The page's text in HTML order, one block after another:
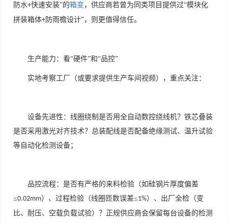
防水+快速安装”的箱变 ，供应商若曾为同类项目提供过“模块化
拼装箱体+防雨檐设计”，则更值得信任。
生产能力：看“硬件”和“品控”
实地考察工厂（或要求提供生产车间视频），重点关注：
设备先进性：线圈绕制是否用全自动数控绕线机？铁芯叠装
是否采用激光对齐技术？总装配线是否配备绝缘测试、温升试验
等自动化检测设备；
品控流程：是否有严格的来料检验（如硅钢片厚度偏差
≤0.02mm）、过程检验（线圈匝数误差≤1%）、出厂全检（变
比、耐压、空载负载试验）？正规供应商会保留每台设备的检测